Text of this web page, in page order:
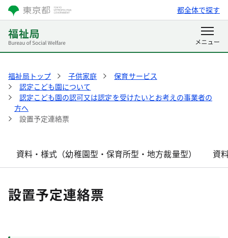
都全体で探す
福祉局トップ 子供家庭
保育サービス
認定こども園について
認定こども園の認可又は認定を受けたいとお考えの事業者の
方へ
設置予定連絡票
資料・様式（幼稚園型・保育所型・地方裁量型） 資
設置予定連絡票